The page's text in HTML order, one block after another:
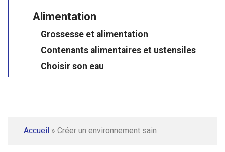
Alimentation
Grossesse et alimentation
Contenants alimentaires et ustensiles
Choisir son eau
Accueil » Créer un environnement sain